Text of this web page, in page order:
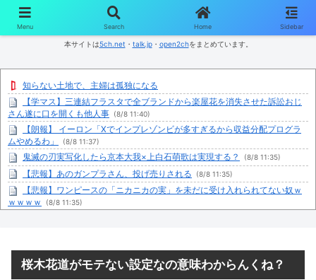
コンテンツへスキップ
本サイトは5ch.net ・ talk.jp・ open2chをまとめています。
知らない土地で、主婦は孤独になる
【学マス】三連結フラスタで全ブランドから楽屋花を消失させた訴訟おじ
さん遂に口を開くも他人事 (8/8 11:40)
【朗報】 イーロン「Xでインプレゾンビが多すぎるから収益分配プログラ
ムやめるわ」
(8/8 11:37)
鬼滅の刃実写化したら京本大我×上白石萌歌は実現する？ (8/8 11:35)
【悲報】あのガンプラさん、投げ売りされる (8/8 11:35)
【悲報】ワンピースの「ニカニカの実」を未だに受け入れられてない奴ｗ
ｗｗｗｗ
(8/8 11:35)
【画像】ボーイッシュメスガキ、男湯に侵入してバレてしまうwwww
桜木花道がモテない設定なの意味わからんくね？
Menu Search Home Sidebar